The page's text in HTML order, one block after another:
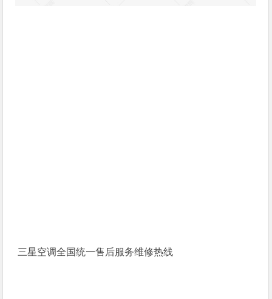
三星空调全国统一售后服务维修热线